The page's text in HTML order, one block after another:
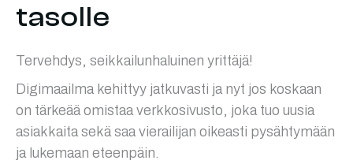
tasolle
Tervehdys, seikkailunhaluinen yrittäjä!
Digimaailma kehittyy jatkuvasti ja nyt jos koskaan
on tärkeää omistaa verkkosivusto, joka tuo uusia
asiakkaita sekä saa vierailijan oikeasti pysähtymään
ja lukemaan eteenpäin.